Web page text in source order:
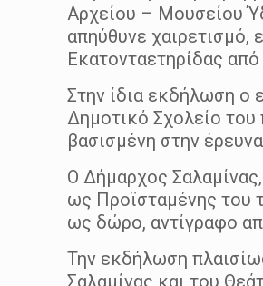
Αρχείου – Μουσείου
απηύθυνε χαιρετισμό,
Εκατονταετηρίδας
Στην ίδια εκδήλωση ο
Δημοτικό Σχολείο
βασισμένη στην
Ο Δήμαρχος
ως Προϊσταμένης του
ως δώρο, αντίγραφο
Την εκδήλωση
Σαλαμίνας και του